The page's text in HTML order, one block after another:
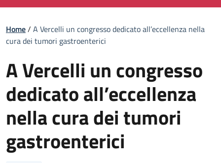
Home/ A Vercelli un congresso dedicato all’eccellenza nella
cura dei tumori gastroenterici
A Vercelli un congresso
dedicato all’eccellenza
nella cura dei tumori
gastroenterici